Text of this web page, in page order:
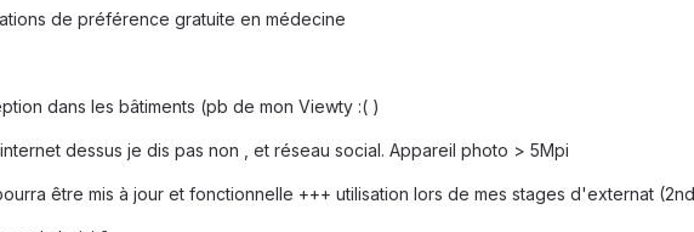
de préférence gratuite en médecine
dans les bâtiments (pb de mon Viewty :( )
dessus je dis pas non , et réseau social. Appareil photo > 5Mpi
être mis à jour et fonctionnelle +++ utilisation lors de mes stages d'externat